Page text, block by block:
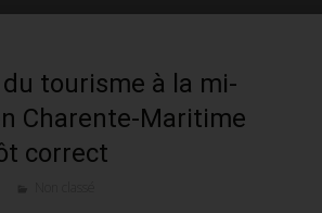
tourisme à la mi-
Charente-Maritime
correct